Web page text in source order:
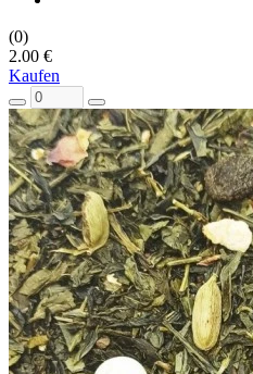
(0)
2.00 €
Kaufen